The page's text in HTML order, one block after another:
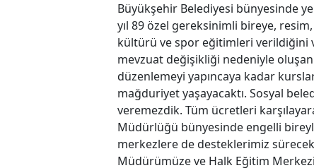
Büyükşehir Belediyesi bünyesinde
yıl 89 özel gereksinimli bireye, resim,
kültürü ve spor eğitimleri verildiğini
mevzuat değişikliği nedeniyle
düzenlemeyi yapıncaya kadar
mağduriyet yaşayacaktı. Sosyal
veremezdik. Tüm ücretleri
Müdürlüğü bünyesinde engelli
merkezlere de desteklerimiz
Müdürümüze ve Halk Eğitim